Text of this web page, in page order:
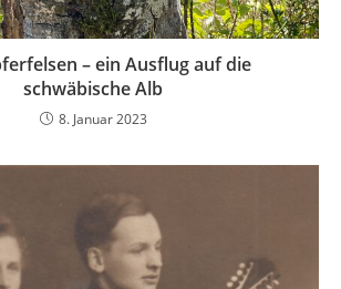
– ein Ausflug auf die
schwäbische Alb
8. Januar 2023